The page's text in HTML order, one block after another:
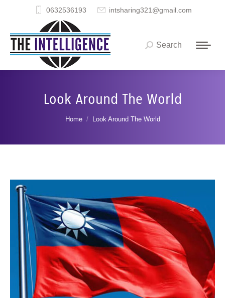
0632536193 intsharing321@gmail.com
Search:
Search
Look Around The World
You are here:
Home Look Around The World